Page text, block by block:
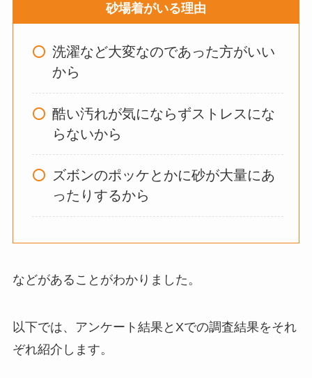
ウォーターテーブル
し手作りできる？買
いらない？やめた人
は？代用品やおすす
敷きパッドシーツは
敷きパッドだけで寝
はある？
砂場着がいる理由
洗濯など大変なのであった方がいい
から
酷い汚れが気にならずストレスにな
らないから
ズボンのポッケとかに砂が大量にあ
ったりするから
などがあることがわかりました。
以下では、アンケート結果とXでの調査結果をそれ
ぞれ紹介します。